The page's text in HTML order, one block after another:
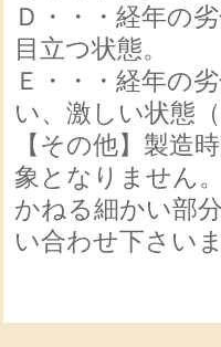
Ｄ・・・経年の
目立つ状態。
Ｅ・・・経年の
い、激しい状態
【その他】製造
象となりません
かねる細かい部
い合わせ下さい